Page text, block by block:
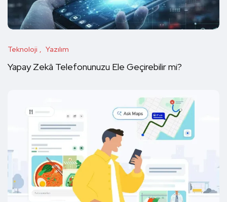
Teknoloji Yazılım
Yapay Zekâ Telefonunuzu Ele Geçirebilir mi?